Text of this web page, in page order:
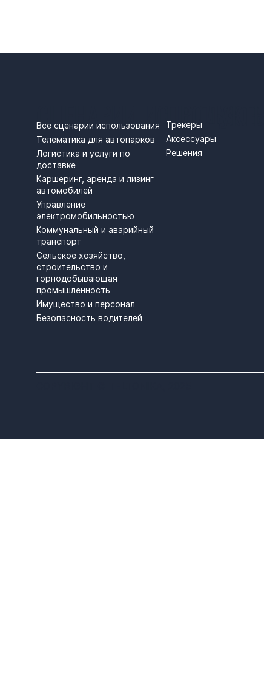
СЦЕНАРИИ
Все сценарии использования
Телематика для автопарков
Логистика и услуги по
доставке
Каршеринг, аренда и лизинг
автомобилей
Управление
электромобильностью
Коммунальный и аварийный
транспорт
Сельское хозяйство,
строительство и
горнодобывающая
промышленность
Имущество и персонал
Безопасность водителей
ПРОДУКТЫ
Трекеры
Аксессуары
Решения